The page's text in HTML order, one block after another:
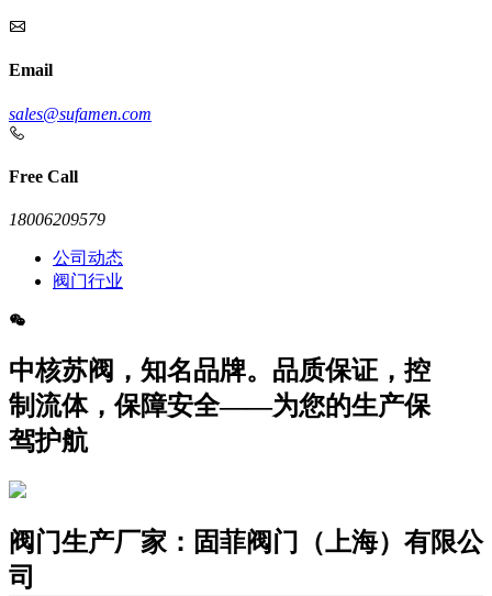
Email
sales@sufamen.com
Free Call
18006209579
公司动态
阀门行业
中核苏阀，知名品牌。品质保证，控
制流体，保障安全——为您的生产保
驾护航
阀门生产厂家：固菲阀门（上海）有限公
司